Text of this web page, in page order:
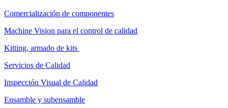
Comercialización de componentes
Machine Vision para el control de calidad
Kitting, armado de kits
Servicios de Calidad
Inspección Visual de Calidad
Ensamble y subensamble